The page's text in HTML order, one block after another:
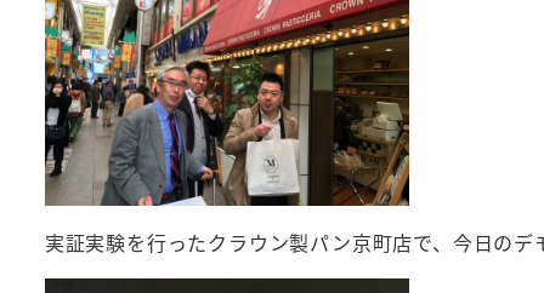
実証実験を行ったクラウン製パン京町店で、今日のデ